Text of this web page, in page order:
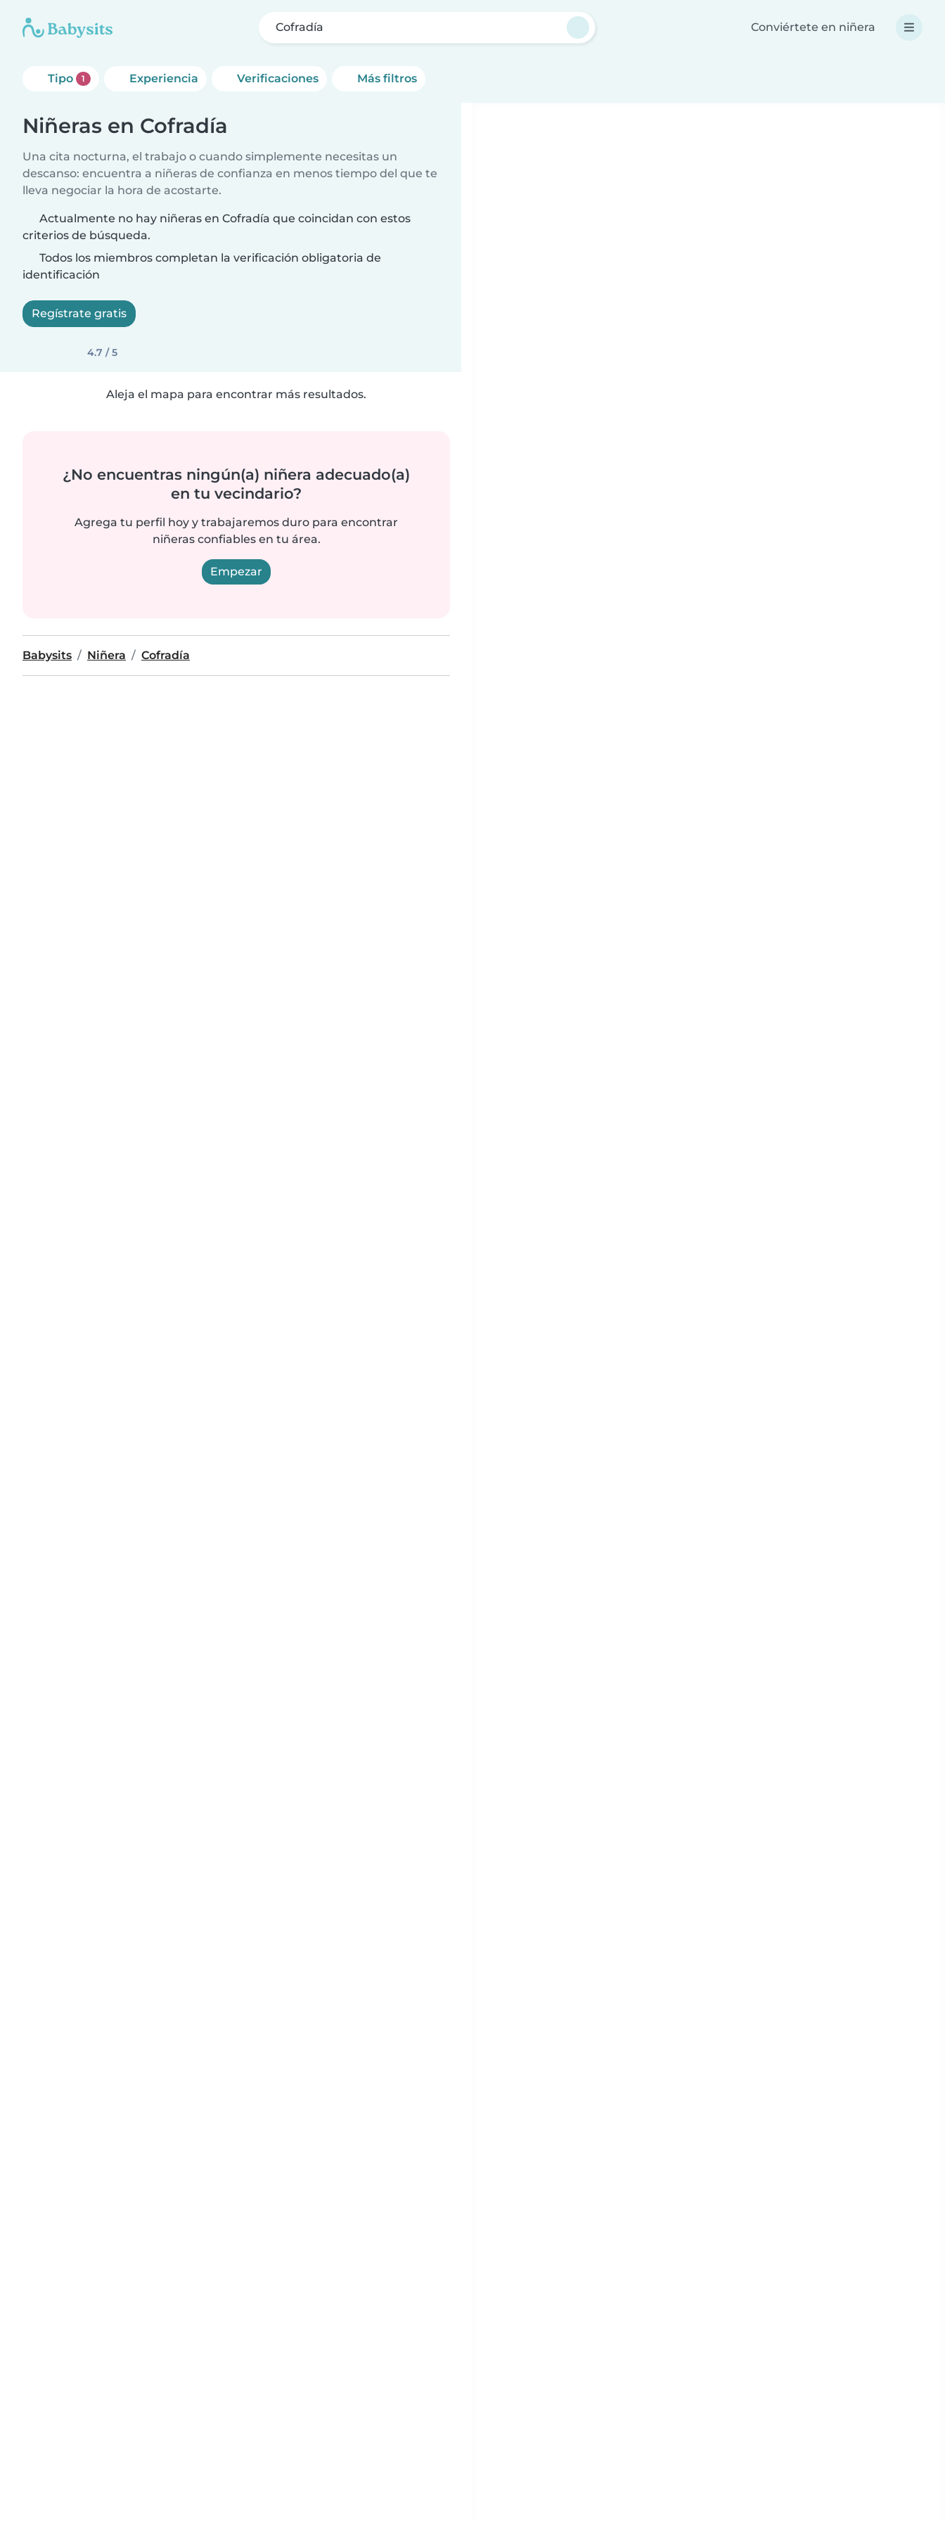
Cofradía Conviértete en niñera
Tipo 1 Experiencia Verificaciones Más filtros
Niñeras en Cofradía
Una cita nocturna, el trabajo o cuando simplemente necesitas un
descanso: encuentra a niñeras de confianza en menos tiempo del que te
lleva negociar la hora de acostarte.
Actualmente no hay niñeras en Cofradía que coincidan con estos
criterios de búsqueda.
Todos los miembros completan la verificación obligatoria de
identificación
Regístrate gratis
4.7 / 5
Aleja el mapa para encontrar más resultados.
¿No encuentras ningún(a) niñera adecuado(a)
en tu vecindario?
Agrega tu perfil hoy y trabajaremos duro para encontrar
niñeras confiables en tu área.
Empezar
Babysits Niñera Cofradía